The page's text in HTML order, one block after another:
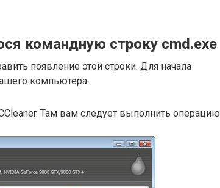
командную строку cmd.exe
появление этой строки. Для начала
компьютера.
Там вам следует выполнить операцию